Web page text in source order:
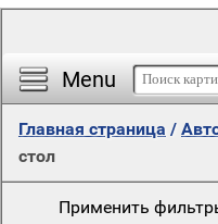
Menu
Главная страница /
стол
Применить